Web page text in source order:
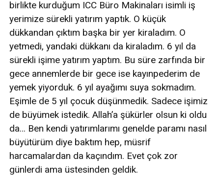
birlikte kurduğum ICC Büro Makinaları isimli iş
yerimize sürekli yatırım yaptık. O küçük
dükkandan çıktım başka bir yer kiraladım. O
yetmedi, yandaki dükkanı da kiraladım. 6 yıl da
sürekli işime yatırım yaptım. Bu süre zarfında bir
gece annemlerde bir gece ise kayınpederim de
yemek yiyorduk. 6 yıl ayağımı suya sokmadım.
Eşimle de 5 yıl çocuk düşünmedik. Sadece işimiz
de büyümek istedik. Allah’a şükürler olsun ki oldu
da… Ben kendi yatırımlarımı genelde paramı nasıl
büyütürüm diye baktım hep, müsrif
harcamalardan da kaçındım. Evet çok zor
günlerdi ama üstesinden geldik.